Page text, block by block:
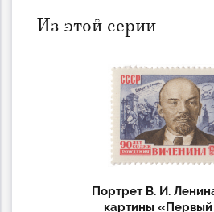
Из этой серии
Портрет В. И.
картины «Первый